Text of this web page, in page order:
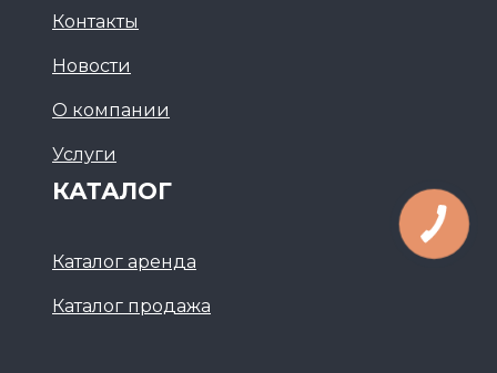
Контакты
Новости
О компании
Услуги
КАТАЛОГ
Каталог аренда
Каталог продажа